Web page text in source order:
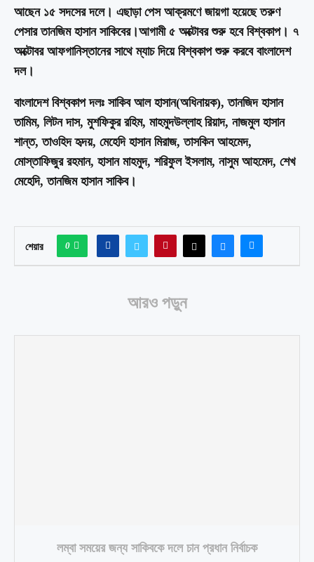
আছেন ১৫ সদসের দলে। এছাড়া পেস আক্রমণে জায়গা হয়েছে তরুণ
পেসার তানজিম হাসান সাকিবের।আগামী ৫ অক্টোবর শুরু হবে বিশ্বকাপ। ৭
অক্টোবর আফগানিস্তানের সাথে ম্যাচ দিয়ে বিশ্বকাপ শুরু করবে বাংলাদেশ
দল।
বাংলাদেশ বিশ্বকাপ দলঃ সাকিব আল হাসান(অধিনায়ক), তানজিদ হাসান
তামিম, লিটন দাস, মুশফিকুর রহিম, মাহমুদউল্লাহ রিয়াদ, নাজমুল হাসান
শান্ত, তাওহিদ হৃদয়, মেহেদি হাসান মিরাজ, তাসকিন আহমেদ,
মোস্তাফিজুর রহমান, হাসান মাহমুদ, শরিফুল ইসলাম, নাসুম আহমেদ, শেখ
মেহেদি, তানজিম হাসান সাকিব।
শেয়ার 0
আরও পড়ুন
লম্বা সময়ের জন্য সাকিবকে দলে চান প্রধান নির্বাচক